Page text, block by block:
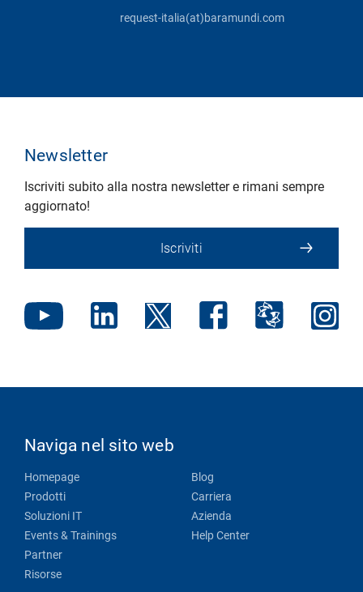
request-italia(at)baramundi.com
Newsletter
Iscriviti subito alla nostra newsletter e rimani sempre
aggiornato!
Iscriviti
Naviga nel sito web
Homepage
Prodotti
Soluzioni IT
Events & Trainings
Partner
Risorse
Blog
Carriera
Azienda
Help Center